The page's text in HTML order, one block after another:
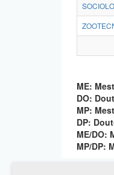
ME:
DO:
MP:
DP:
ME/DO:
MP/DP: